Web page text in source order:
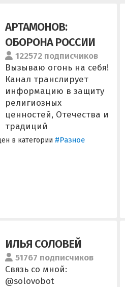
АРТАМОНОВ:
ОБОРОНА РОССИИ
122572 подписчиков
Вызываю огонь на себя!
Канал транслирует
информацию в защиту
религиозных
ценностей, Отечества и
традиций
в категории #Разное
ИЛЬЯ СОЛОВЕЙ
51767 подписчиков
Связь со мной:
@solovobot